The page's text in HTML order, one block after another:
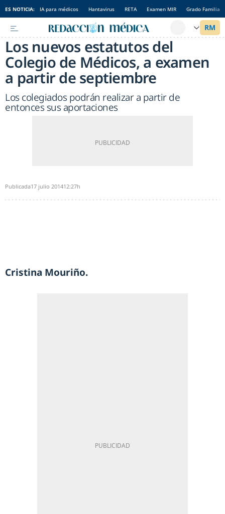
ES NOTICIA: IA para médicos Hantavirus RETA Examen MIR Grado Familia
Los nuevos estatutos del
Colegio de Médicos, a examen
a partir de septiembre
Los colegiados podrán realizar a partir de
entonces sus aportaciones
Publicada17 julio 201412:27h
Cristina Mouriño.